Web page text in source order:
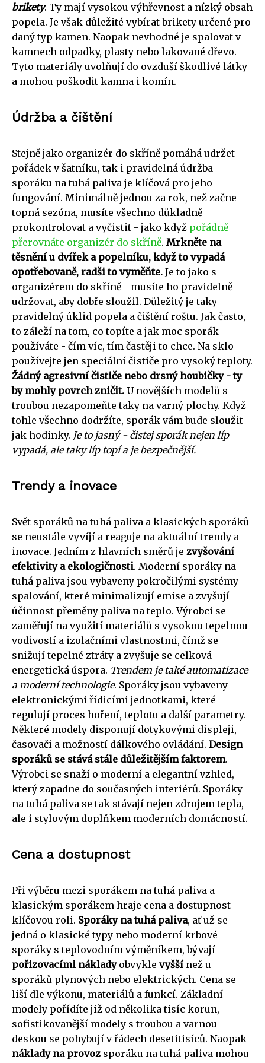
brikety. Ty mají vysokou výhřevnost a nízký obsah
popela. Je však důležité vybírat brikety určené pro
daný typ kamen. Naopak nevhodné je spalovat v
kamnech odpadky, plasty nebo lakované dřevo.
Tyto materiály uvolňují do ovzduší škodlivé látky
a mohou poškodit kamna i komín.
Údržba a čištění
Stejně jako organizér do skříně pomáhá udržet
pořádek v šatníku, tak i pravidelná údržba
sporáku na tuhá paliva je klíčová pro jeho
fungování. Minimálně jednou za rok, než začne
topná sezóna, musíte všechno důkladně
prokontrolovat a vyčistit - jako když pořádně
přerovnáte organizér do skříně. Mrkněte na
těsnění u dvířek a popelníku, když to vypadá
opotřebovaně, radši to vyměňte. Je to jako s
organizérem do skříně - musíte ho pravidelně
udržovat, aby dobře sloužil. Důležitý je taky
pravidelný úklid popela a čištění roštu. Jak často,
to záleží na tom, co topíte a jak moc sporák
používáte - čím víc, tím častěji to chce. Na sklo
používejte jen speciální čističe pro vysoký teploty.
Žádný agresivní čističe nebo drsný houbičky - ty
by mohly povrch zničit. U novějších modelů s
troubou nezapomeňte taky na varný plochy. Když
tohle všechno dodržíte, sporák vám bude sloužit
jak hodinky. Je to jasný - čistej sporák nejen líp
vypadá, ale taky líp topí a je bezpečnější.
Trendy a inovace
Svět sporáků na tuhá paliva a klasických sporáků
se neustále vyvíjí a reaguje na aktuální trendy a
inovace. Jedním z hlavních směrů je zvyšování
efektivity a ekologičnosti. Moderní sporáky na
tuhá paliva jsou vybaveny pokročilými systémy
spalování, které minimalizují emise a zvyšují
účinnost přeměny paliva na teplo. Výrobci se
zaměřují na využití materiálů s vysokou tepelnou
vodivostí a izolačními vlastnostmi, čímž se
snižují tepelné ztráty a zvyšuje se celková
energetická úspora. Trendem je také automatizace
a moderní technologie. Sporáky jsou vybaveny
elektronickými řídicími jednotkami, které
regulují proces hoření, teplotu a další parametry.
Některé modely disponují dotykovými displeji,
časovači a možností dálkového ovládání. Design
sporáků se stává stále důležitějším faktorem.
Výrobci se snaží o moderní a elegantní vzhled,
který zapadne do současných interiérů. Sporáky
na tuhá paliva se tak stávají nejen zdrojem tepla,
ale i stylovým doplňkem moderních domácností.
Cena a dostupnost
Při výběru mezi sporákem na tuhá paliva a
klasickým sporákem hraje cena a dostupnost
klíčovou roli. Sporáky na tuhá paliva, ať už se
jedná o klasické typy nebo moderní krbové
sporáky s teplovodním výměníkem, bývají
pořizovacími nákladyobvykle vyššínež u
sporáků plynových nebo elektrických. Cena se
liší dle výkonu, materiálů a funkcí. Základní
modely pořídíte již od několika tisíc korun,
sofistikovanější modely s troubou a varnou
deskou se pohybují v řádech desetitisíců. Naopak
náklady na provoz sporáku na tuhá paliva mohou